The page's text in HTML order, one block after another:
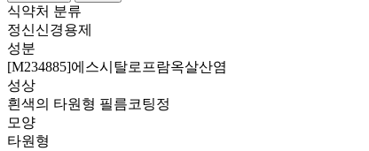
식약처 분류
정신신경용제
성분
[M234885]에스시탈로프람옥살산염
성상
흰색의 타원형 필름코팅정
모양
타원형